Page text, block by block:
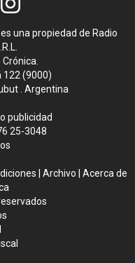
una propiedad de Radio
122 (9000)
. Argentina
publicidad
25-3048
Archivo
Acerca de